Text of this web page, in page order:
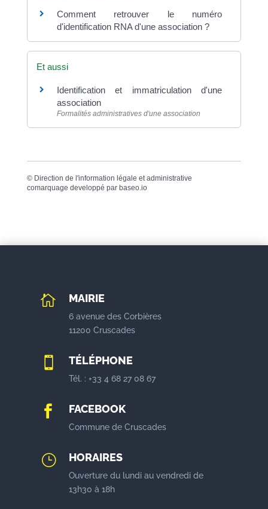
Comment retrouver le numéro
d'identification RNA d'une association ?
Et aussi
Identification et immatriculation d'une
association
Formalités administratives d'une association
© Direction de l'information légale et administrative
comarquage developpé par baseo.io
 MAIRIE
6 avenue des Corbières
11200 Cruscades
 TÉLÉPHONE
Tél. : +33 4 68 27 08 67
 FACEBOOK
Commune de Cruscades
} HORAIRES
Ouverture du lundi au vendredi de
13h30 à 18h